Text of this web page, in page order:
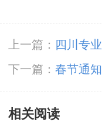
上一篇：
四川专
因!
下一篇： 春节通
假，正常接诊!
相关阅读